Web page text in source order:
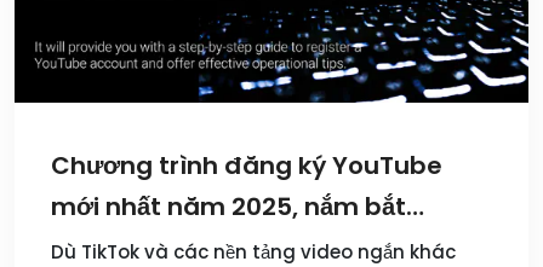
Chương trình đăng ký YouTube
mới nhất năm 2025, nắm bắt
những thay đổi nội dung tốt nhất
Dù TikTok và các nền tảng video ngắn khác